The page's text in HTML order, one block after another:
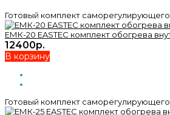
Готовый комплект
ЕМК-20 EASTEC комплект обогрева
12400р.
В корзину
Готовый комплект